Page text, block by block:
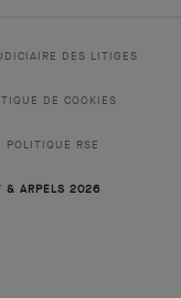
DES LITIGES
DE COOKIES
POLITIQUE RSE
& ARPELS 2026